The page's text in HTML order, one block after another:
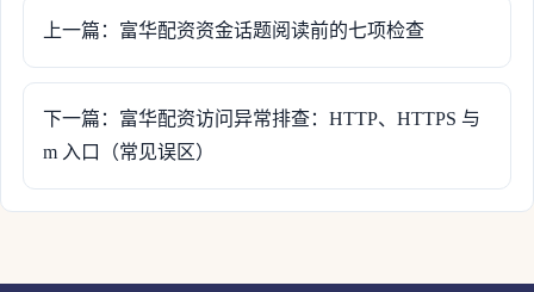
上一篇：富华配资资金话题阅读前的七项检查
下一篇：富华配资访问异常排查：HTTP、HTTPS 与
m 入口（常见误区）